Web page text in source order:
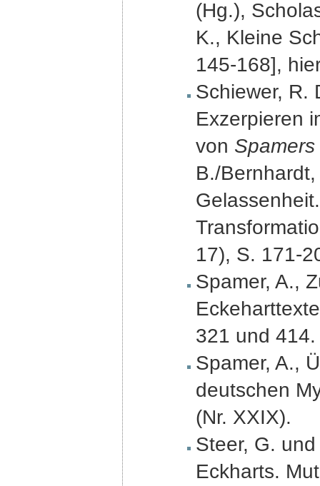
(Hg.),
K., Kleine
145-168],
Schiewer, R.
Exzerpieren
von
B./
17), S. 171-
Spamer, A.,
321 und 414.
Spamer, A.,
deutschen
(Nr. XXIX).
Steer, G.
Eckharts.